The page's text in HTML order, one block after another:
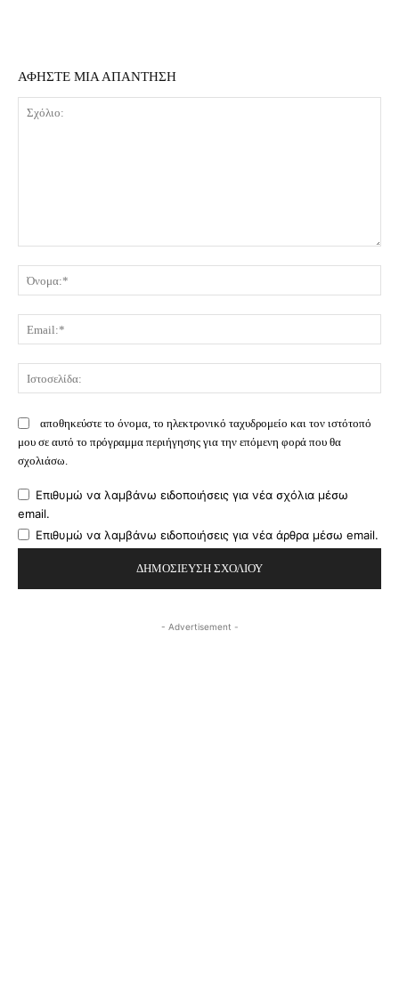
ΑΦΗΣΤΕ ΜΙΑ ΑΠΑΝΤΗΣΗ
αποθηκεύστε το όνομα, το ηλεκτρονικό ταχυδρομείο και τον ιστότοπό
μου σε αυτό το πρόγραμμα περιήγησης για την επόμενη φορά που θα
σχολιάσω.
Επιθυμώ να λαμβάνω ειδοποιήσεις για νέα σχόλια μέσω
email.
Επιθυμώ να λαμβάνω ειδοποιήσεις για νέα άρθρα μέσω email.
- Advertisement -